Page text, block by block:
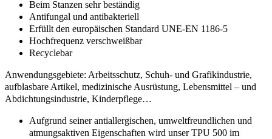
Beim Stanzen sehr beständig
Antifungal und antibakteriell
Erfüllt den europäischen Standard UNE-EN 1186-5
Hochfrequenz verschweißbar
Recyclebar
Anwendungsgebiete: Arbeitsschutz, Schuh- und Grafikindustrie,
aufblasbare Artikel, medizinische Ausrüstung, Lebensmittel – und
Abdichtungsindustrie, Kinderpflege…
Aufgrund seiner antiallergischen, umweltfreundlichen und
atmungsaktiven Eigenschaften wird unser TPU 500 im